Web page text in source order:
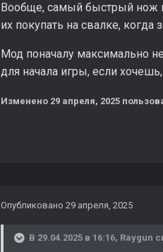
Вообще, самый быстрый нож
их покупать на свалке,
Мод поначалу максимально
для начала игры, если
Изменено 29 апреля, 2025
Опубликовано 29 апреля, 2025
В 29.04.2025 в 16:16, Raygun